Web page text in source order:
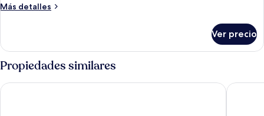
habitaciones
Más detalles
Más
ejecutivo,
3
habitaciones
Ver precio
Propiedades similares
Exclusive Apartments | Krakow Lubicz Brewery